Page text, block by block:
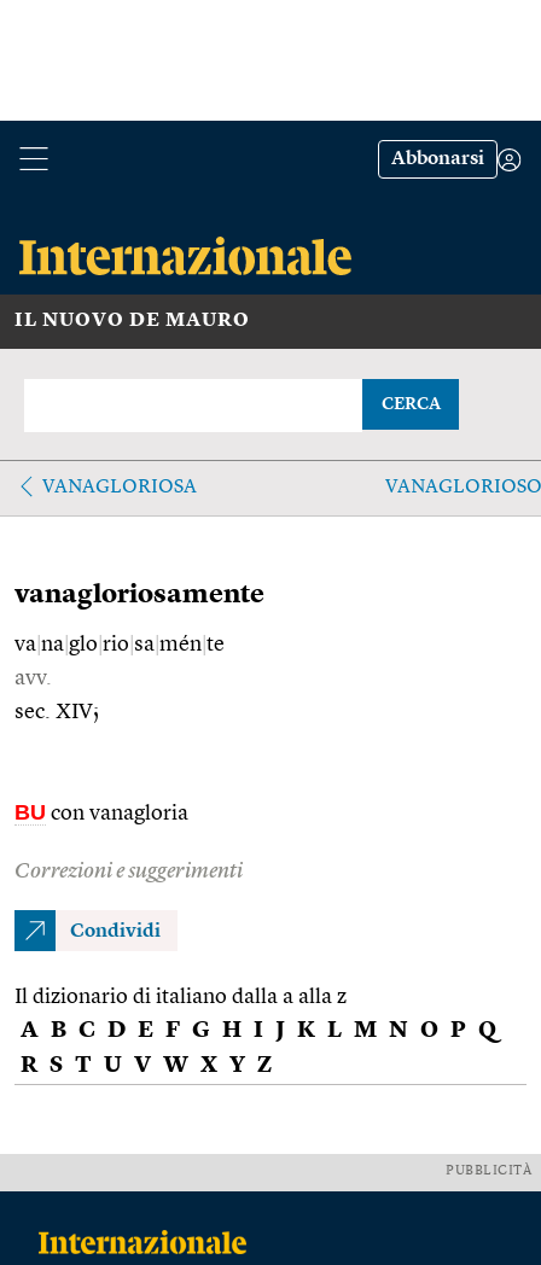
Abbonarsi
IL NUOVO DE MAURO
CERCA
VANAGLORIOSA VANAGLORIOSO
vanagloriosamente
va na glo rio sa mén te
avv.
sec. XIV;
BU con vanagloria
Correzioni e suggerimenti
Condividi
Il dizionario di italiano dalla a alla z
A B C D E F G H I J K L M N O P Q
R S T U V W X Y Z
PUBBLICITÀ